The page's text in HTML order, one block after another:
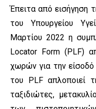
Έπειτα από εισήγηση
του Υπουργείου
Μαρτίου 2022 η
Locator Form (PLF)
χωρών για την
του PLF απλοποιεί
ταξιδιώτες,